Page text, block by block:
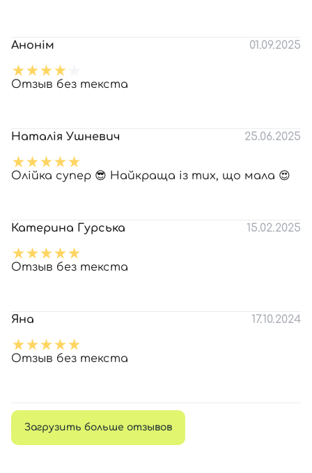
Анонім 01.09.2025
Отзыв без текста
Наталія Ушневич 25.06.2025
Олійка супер 😎 Найкраща із тих, що мала 😍
Катерина Гурська 15.02.2025
Отзыв без текста
Яна 17.10.2024
Отзыв без текста
Загрузить больше отзывов